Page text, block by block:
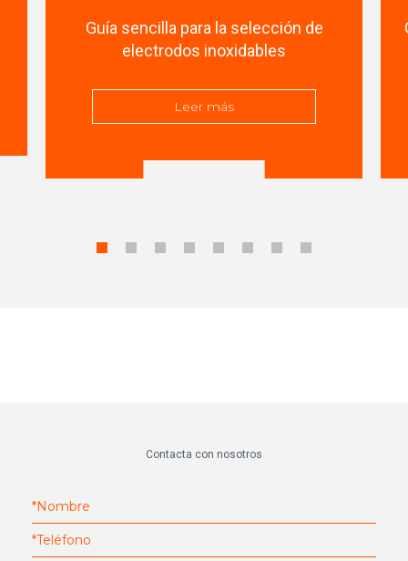
Guía sencilla para la selección de
electrodos inoxidables
Leer más
Contacta con nosotros